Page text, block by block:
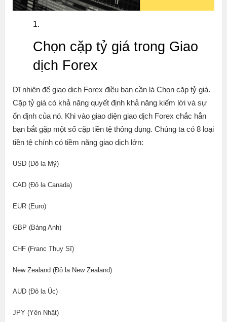
Chọn cặp tỷ giá trong Giao
dịch Forex
Dĩ nhiên để giao dịch Forex điều bạn cần là Chọn cặp tỷ giá.
Cặp tỷ giá có khả năng quyết định khả năng kiếm lời và sự
ổn định của nó. Khi vào giao diện giao dịch Forex chắc hẳn
bạn bắt gặp một số cặp tiền tệ thông dụng. Chúng ta có 8 loại
tiền tệ chính có tiềm năng giao dịch lớn:
USD (Đô la Mỹ)
CAD (Đô la Canada)
EUR (Euro)
GBP (Bảng Anh)
CHF (Franc Thụy Sĩ)
New Zealand (Đô la New Zealand)
AUD (Đô la Úc)
JPY (Yên Nhật)